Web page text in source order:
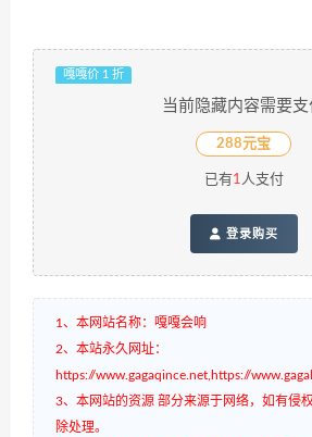
嘎嘎价 1 折
当前隐藏内容需要支
288元宝
已有1 人支付
登录购买
1、本网站名称：嘎嘎会响
2、本站永久网址：
https://www.gagaqince.net,https://
3、本网站的资源 部分来源于网络，如有侵
除处理。